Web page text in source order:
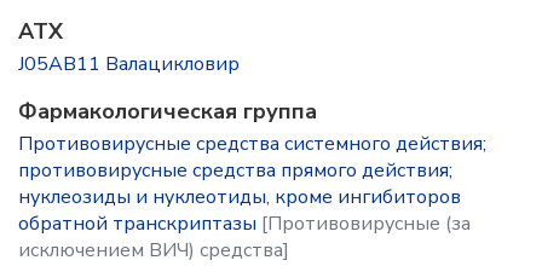
ATX
J05AB11 Валацикловир
Фармакологическая группа
Противовирусные средства системного действия;
противовирусные средства прямого действия;
нуклеозиды и нуклеотиды, кроме ингибиторов
обратной транскриптазы [Противовирусные (за
исключением ВИЧ) средства]